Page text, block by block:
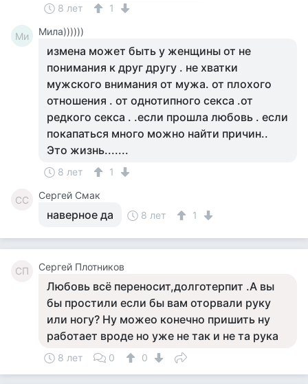
8 лет 1
Ми Мила))))))
измена может быть у женщины от не
понимания к друг другу . не хватки
мужского внимания от мужа. от плохого
отношения . от однотипного секса .от
редкого секса . .если прошла любовь . если
покапаться много можно найти причин..
Это жизнь.......
8 лет 1
СС Сергей Смак
наверное да 8 лет 1
CП Cергей Плотников
Любовь всё переносит,долготерпит .А вы
бы простили если бы вам оторвали руку
или ногу? Ну можео конечно пришить ну
работает вроде но уже не так и не та рука
8 лет 0 0